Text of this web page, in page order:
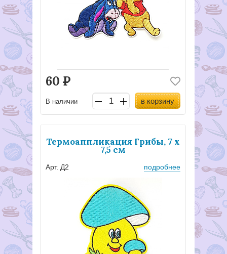
60 Р
В наличии в корзину
Термоаппликация Грибы, 7 х
7,5 см
Арт. Д2 подробнее